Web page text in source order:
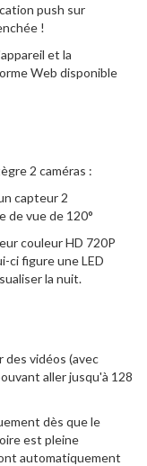
push sur
!
et la
Web disponible
2 caméras :
capteur 2
de vue de 120°
couleur HD 720P
ci figure une LED
la nuit.
des vidéos (avec
aller jusqu'à 128
dès que le
est pleine
automatiquement